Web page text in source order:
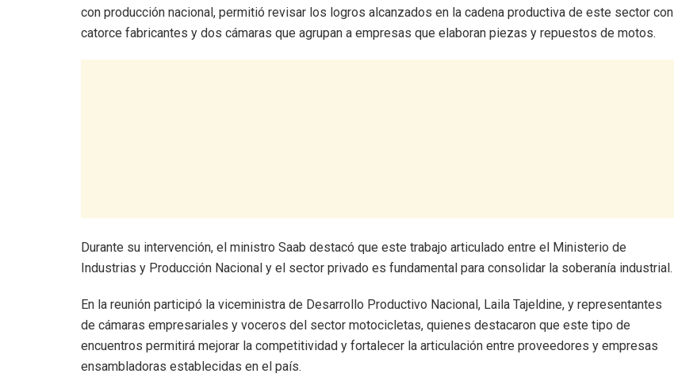
con producción nacional, permitió revisar los logros alcanzados en la cadena productiva de este sector con
catorce fabricantes y dos cámaras que agrupan a empresas que elaboran piezas y repuestos de motos.
Durante su intervención, el ministro Saab destacó que este trabajo articulado entre el Ministerio de
Industrias y Producción Nacional y el sector privado es fundamental para consolidar la soberanía industrial.
En la reunión participó la viceministra de Desarrollo Productivo Nacional, Laila Tajeldine, y representantes
de cámaras empresariales y voceros del sector motocicletas, quienes destacaron que este tipo de
encuentros permitirá mejorar la competitividad y fortalecer la articulación entre proveedores y empresas
ensambladoras establecidas en el país.